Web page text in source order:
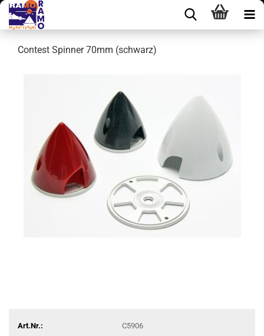
Contest Spinner 70mm (schwarz)
Art.Nr.:
C5906